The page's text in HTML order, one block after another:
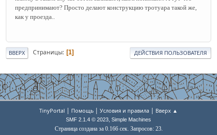
предпринимают? Просто делают конструкцию тротуара такой же,
как у проезда..
ВВЕРХ Страницы 1 ДЕЙСТВИЯ ПОЛЬЗОВАТЕЛЯ
TinyPortal | Помощь | Условия и правила | Вверх ▲
SMF 2.1.4 © 2023, Simple Machines
Страница создана за 0.166 сек. Запросов: 23.